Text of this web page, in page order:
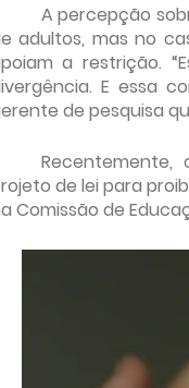
A percepção
adultos, mas no
a restrição.
E essa
de pesquisa
de lei para
Comissão de